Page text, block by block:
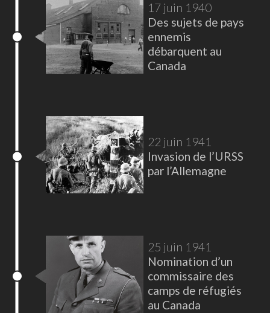
17 juin 1940
Des sujets de pays
ennemis
débarquent au
Canada
22 juin 1941
Invasion de l’URSS
par l’Allemagne
25 juin 1941
Nomination d’un
commissaire des
camps de réfugiés
au Canada